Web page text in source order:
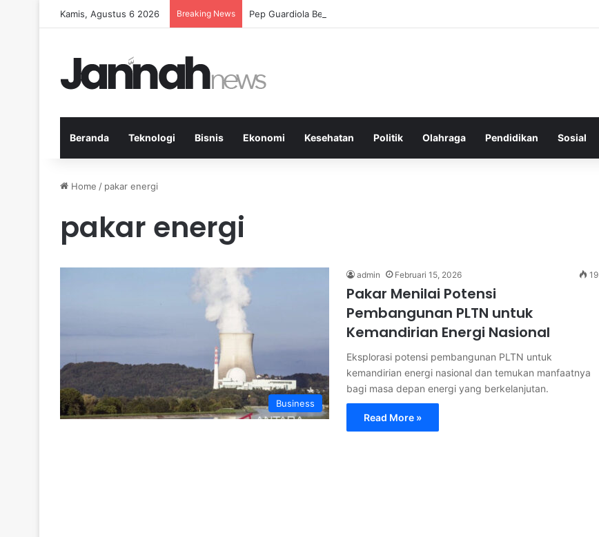
Kamis, Agustus 6 2026 Breaking News Pep Guardiola Bergembira Memiliki John Stones Kembali di Timnya
Beranda Teknologi Bisnis Ekonomi Kesehatan Politik Olahraga Pendidikan Sosial
Home / pakar energi
pakar energi
Business
admin Februari 15, 2026 19
Pakar Menilai Potensi
Pembangunan PLTN untuk
Kemandirian Energi Nasional
Eksplorasi potensi pembangunan PLTN untuk
kemandirian energi nasional dan temukan manfaatnya
bagi masa depan energi yang berkelanjutan.
Read More »